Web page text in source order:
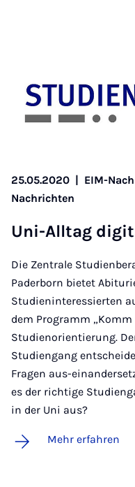
25.05.2020 | EIM-
Nachrichten
Uni-All­tag
Die Zentrale
Paderborn bietet
Studieninteressierten
dem Programm
Studienorientierung.
Studiengang
Fragen aus-
es der richtige
in der Uni aus?
Mehr erfahren